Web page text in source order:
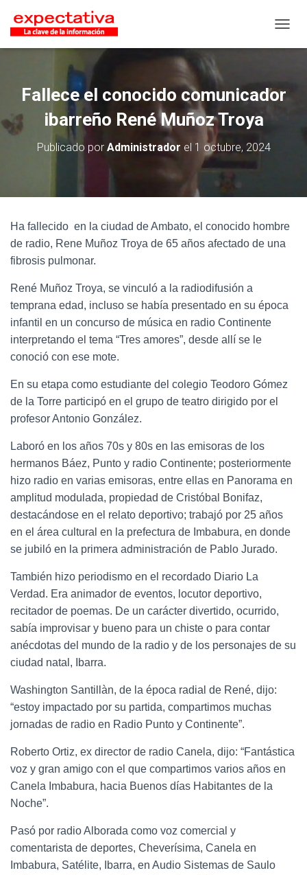
Fallece el conocido comunicador
ibarreño René Muñoz Troya
Publicado por Administrador el 1 octubre, 2024
Ha fallecido en la ciudad de Ambato, el conocido hombre
de radio, Rene Muñoz Troya de 65 años afectado de una
fibrosis pulmonar.
René Muñoz Troya, se vinculó a la radiodifusión a
temprana edad, incluso se había presentado en su época
infantil en un concurso de música en radio Continente
interpretando el tema “Tres amores”, desde allí se le
conoció con ese mote.
En su etapa como estudiante del colegio Teodoro Gómez
de la Torre participó en el grupo de teatro dirigido por el
profesor Antonio González.
Laboró en los años 70s y 80s en las emisoras de los
hermanos Báez, Punto y radio Continente; posteriormente
hizo radio en varias emisoras, entre ellas en Panorama en
amplitud modulada, propiedad de Cristóbal Bonifaz,
destacándose en el relato deportivo; trabajó por 25 años
en el área cultural en la prefectura de Imbabura, en donde
se jubiló en la primera administración de Pablo Jurado.
También hizo periodismo en el recordado Diario La
Verdad. Era animador de eventos, locutor deportivo,
recitador de poemas. De un carácter divertido, ocurrido,
sabía improvisar y bueno para un chiste o para contar
anécdotas del mundo de la radio y de los personajes de su
ciudad natal, Ibarra.
Washington Santillàn, de la época radial de René, dijo:
“estoy impactado por su partida, compartimos muchas
jornadas de radio en Radio Punto y Continente”.
Roberto Ortiz, ex director de radio Canela, dijo: “Fantástica
voz y gran amigo con el que compartimos varios años en
Canela Imbabura, hacia Buenos días Habitantes de la
Noche”.
Pasó por radio Alborada como voz comercial y
comentarista de deportes, Cheverísima, Canela en
Imbabura, Satélite, Ibarra, en Audio Sistemas de Saulo